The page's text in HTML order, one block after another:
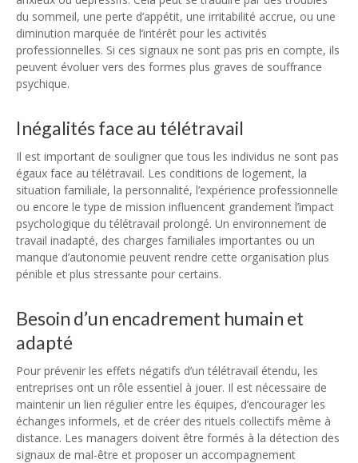
du sommeil, une perte d’appétit, une irritabilité accrue, ou une
diminution marquée de l’intérêt pour les activités
professionnelles. Si ces signaux ne sont pas pris en compte, ils
peuvent évoluer vers des formes plus graves de souffrance
psychique.
Inégalités face au télétravail
Il est important de souligner que tous les individus ne sont pas
égaux face au télétravail. Les conditions de logement, la
situation familiale, la personnalité, l’expérience professionnelle
ou encore le type de mission influencent grandement l’impact
psychologique du télétravail prolongé. Un environnement de
travail inadapté, des charges familiales importantes ou un
manque d’autonomie peuvent rendre cette organisation plus
pénible et plus stressante pour certains.
Besoin d’un encadrement humain et
adapté
Pour prévenir les effets négatifs d’un télétravail étendu, les
entreprises ont un rôle essentiel à jouer. Il est nécessaire de
maintenir un lien régulier entre les équipes, d’encourager les
échanges informels, et de créer des rituels collectifs même à
distance. Les managers doivent être formés à la détection des
signaux de mal-être et proposer un accompagnement